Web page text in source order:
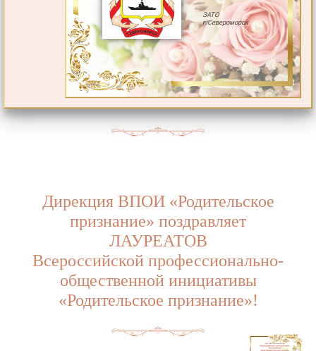
ЗАТО
г.Североморск
Дирекция ВПОИ «Родительское
признание» поздравляет
ЛАУРЕАТОВ
Всероссийской профессионально-
общественной инициативы
«Родительское признание»!